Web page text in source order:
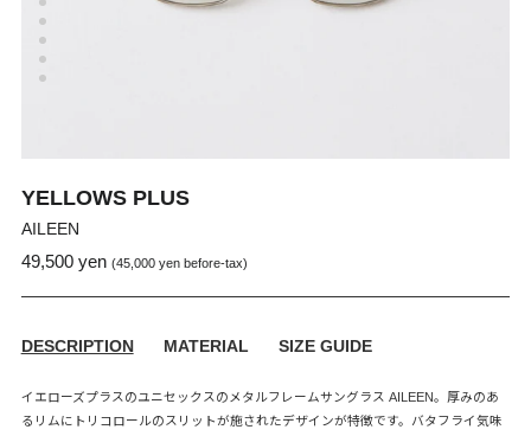
YELLOWS PLUS
AILEEN
通
価
販
価
49,500 yen (45,000 yen before-tax)
DESCRIPTION MATERIAL SIZE GUIDE
イエローズプラスのユニセックスのメタルフレームサングラス AILEEN。厚みのあ
るリムにトリコロールのスリットが施されたデザインが特徴です。バタフライ気味